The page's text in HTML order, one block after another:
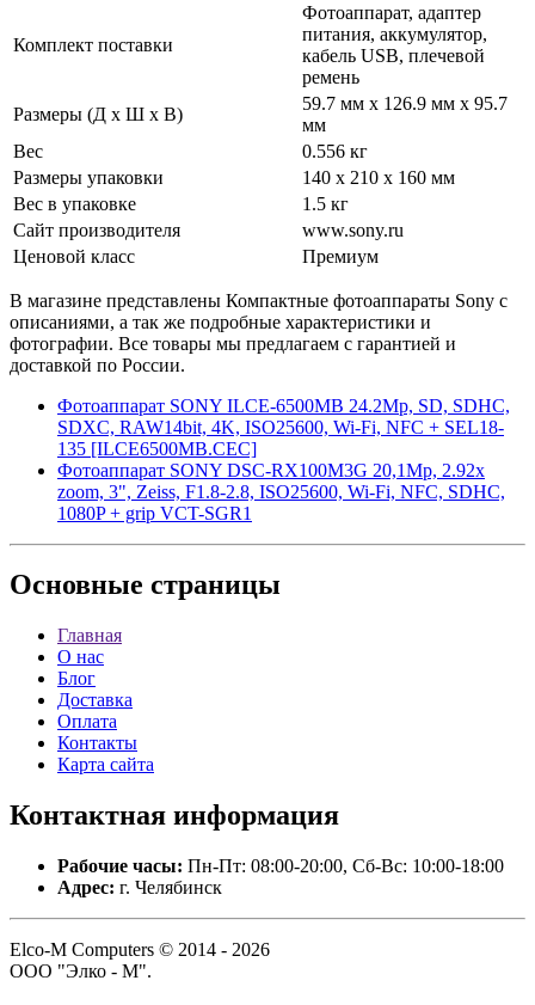
Комплект поставки
Фотоаппарат, адаптер
питания, аккумулятор,
кабель USB, плечевой
ремень
Размеры (Д х Ш х В)
59.7 мм х 126.9 мм х 95.7
мм
Вес
0.556 кг
Размеры упаковки
140 x 210 x 160 мм
Вес в упаковке
1.5 кг
Сайт производителя
www.sony.ru
Ценовой класс
Премиум
В магазине представлены Компактные фотоаппараты Sony с
описаниями, а так же подробные характеристики и
фотографии. Все товары мы предлагаем с гарантией и
доставкой по России.
Фотоаппарат SONY ILCE-6500MB 24.2Mp, SD, SDHC,
SDXC, RAW14bit, 4K, ISO25600, Wi-Fi, NFC + SEL18-
135 [ILCE6500MB.CEC]
Фотоаппарат SONY DSC-RX100M3G 20,1Mp, 2.92x
zoom, 3", Zeiss, F1.8-2.8, ISO25600, Wi-Fi, NFC, SDHC,
1080P + grip VCT-SGR1
Основные страницы
Главная
О нас
Блог
Доставка
Оплата
Контакты
Карта сайта
Контактная информация
Рабочие часы: Пн-Пт: 08:00-20:00, Сб-Вс: 10:00-18:00
Адрес: г. Челябинск
Elco-M Computers © 2014 - 2026
ООО "Элко - М".